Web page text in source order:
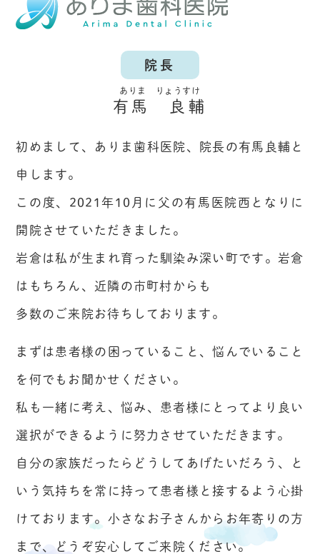
院長
有馬 良輔
初めまして、ありま歯科医院、院長の有馬良輔と
申します。
この度、2021年10月に父の有馬医院西となりに
開院させていただきました。
岩倉は私が生まれ育った馴染み深い町です。岩倉
はもちろん、近隣の市町村からも
多数のご来院お待ちしております。
まずは患者様の困っていること、悩んでいること
を何でもお聞かせください。
私も一緒に考え、悩み、患者様にとってより良い
選択ができるように努力させていただきます。
自分の家族だったらどうしてあげたいだろう、と
いう気持ちを常に持って患者様と接するよう心掛
けております。小さなお子さんからお年寄りの方
まで、どうぞ安心してご来院ください。